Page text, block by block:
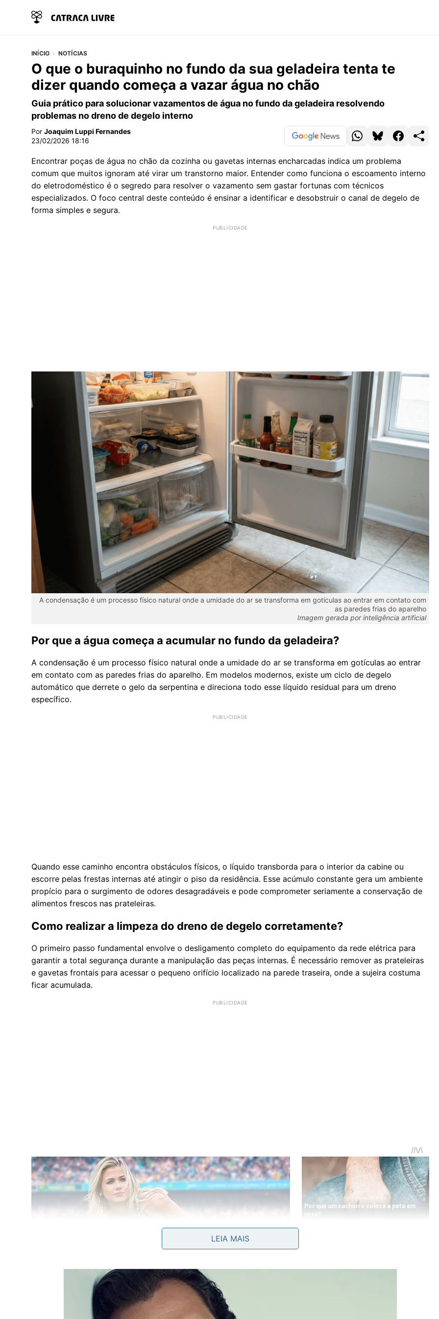
INÍCIO NOTÍCIAS
O que o buraquinho no fundo da sua geladeira tenta te
dizer quando começa a vazar água no chão
Guia prático para solucionar vazamentos de água no fundo da geladeira resolvendo
problemas no dreno de degelo interno
Por Joaquim Luppi Fernandes
23/02/2026 18:16
Encontrar poças de água no chão da cozinha ou gavetas internas encharcadas indica um problema
comum que muitos ignoram até virar um transtorno maior. Entender como funciona o escoamento interno
do eletrodoméstico é o segredo para resolver o vazamento sem gastar fortunas com técnicos
especializados. O foco central deste conteúdo é ensinar a identificar e desobstruir o canal de degelo de
forma simples e segura.
A condensação é um processo físico natural onde a umidade do ar se transforma em gotículas ao entrar em contato com
as paredes frias do aparelho
Imagem gerada por inteligência artificial
Por que a água começa a acumular no fundo da geladeira?
A condensação é um processo físico natural onde a umidade do ar se transforma em gotículas ao entrar
em contato com as paredes frias do aparelho. Em modelos modernos, existe um ciclo de degelo
automático que derrete o gelo da serpentina e direciona todo esse líquido residual para um dreno
específico.
Quando esse caminho encontra obstáculos físicos, o líquido transborda para o interior da cabine ou
escorre pelas frestas internas até atingir o piso da residência. Esse acúmulo constante gera um ambiente
propício para o surgimento de odores desagradáveis e pode comprometer seriamente a conservação de
alimentos frescos nas prateleiras.
Como realizar a limpeza do dreno de degelo corretamente?
O primeiro passo fundamental envolve o desligamento completo do equipamento da rede elétrica para
garantir a total segurança durante a manipulação das peças internas. É necessário remover as prateleiras
e gavetas frontais para acessar o pequeno orifício localizado na parede traseira, onde a sujeira costuma
ficar acumulada.
Utilizar um secador de cabelo ou água morna ajuda a derreter placas de gelo persistentes que bloqueiam
a passagem, permitindo que o fluxo seja restaurado. Verifique com atenção se o buraquinho está livre de
LEIA MAIS